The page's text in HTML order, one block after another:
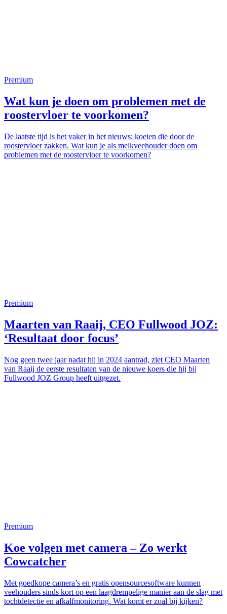
Premium
Wat kun je doen om problemen met de
roostervloer te voorkomen?
De laatste tijd is het vaker in het nieuws: koeien die door de
roostervloer zakken. Wat kun je als melkveehouder doen om
problemen met de roostervloer te voorkomen?
Premium
Maarten van Raaij, CEO Fullwood JOZ:
‘Resultaat door focus’
Nog geen twee jaar nadat hij in 2024 aantrad, ziet CEO Maarten
van Raaij de eerste resultaten van de nieuwe koers die hij bij
Fullwood JOZ Group heeft uitgezet.
Premium
Koe volgen met camera – Zo werkt
Cowcatcher
Met goedkope camera’s en gratis opensourcesoftware kunnen
veehouders sinds kort op een laagdrempelige manier aan de slag met
tochtdetectie en afkalfmonitoring. Wat komt er zoal bij kijken?